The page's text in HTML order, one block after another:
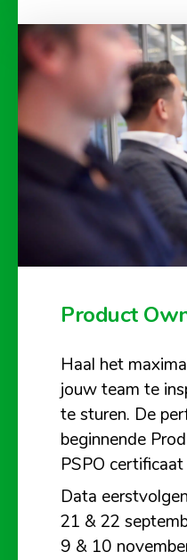
Product
Haal het
jouw team te
te sturen. De
beginnende
PSPO
Data
21 & 22
9 & 10